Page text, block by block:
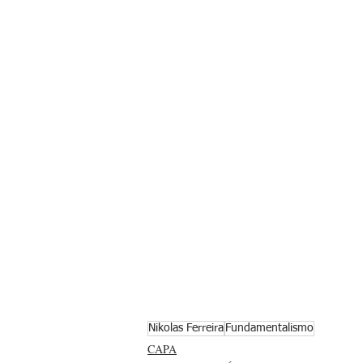
Nikolas Ferreira Fundamentalismo
CAPA